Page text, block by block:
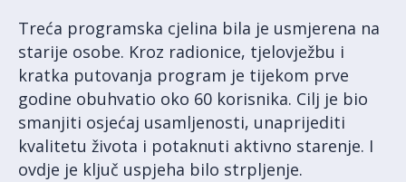
Treća programska cjelina bila je usmjerena na
starije osobe. Kroz radionice, tjelovježbu i
kratka putovanja program je tijekom prve
godine obuhvatio oko 60 korisnika. Cilj je bio
smanjiti osjećaj usamljenosti, unaprijediti
kvalitetu života i potaknuti aktivno starenje. I
ovdje je ključ uspjeha bilo strpljenje.